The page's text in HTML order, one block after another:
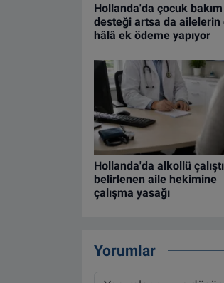
Hollanda'da çocuk bakım
desteği artsa da ailelerin
hâlâ ek ödeme yapıyor
Hollanda'da alkollü
belirlenen aile hekimine
çalışma yasağı
Yorumlar